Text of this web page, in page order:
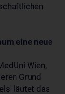
eine neue
Wien,
Grund
läutet das